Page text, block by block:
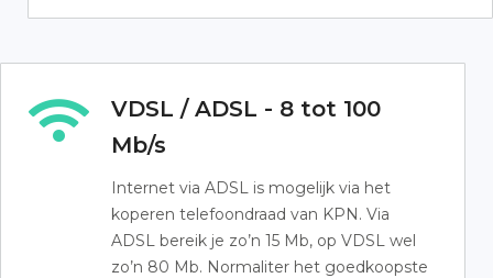
VDSL / ADSL - 8 tot 100
Mb/s
Internet via ADSL is mogelijk via het
koperen telefoondraad van KPN. Via
ADSL bereik je zo’n 15 Mb, op VDSL wel
zo’n 80 Mb. Normaliter het goedkoopste